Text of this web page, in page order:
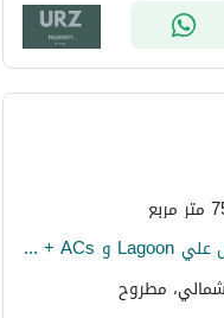
استثمر او اسكن في شالية صف اول علي Lagoon و fully finished + ACs موقع بانورامي مميز وبخصم 35 % من سعر للبيع في الساحل الشمالي بالقرب من ابراج العليمن
مطروح